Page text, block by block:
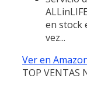
en stock
vez...
Ver en
TOP VENTAS